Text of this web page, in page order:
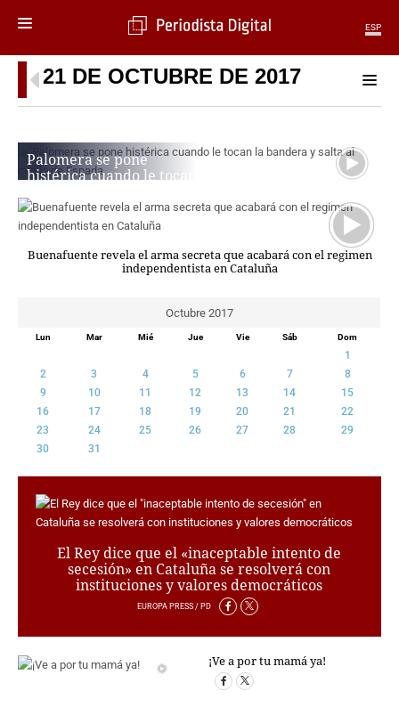
ESP
MENÚ
SECCIONES
MUNDO
PERIODISMO
ECONOMÍA
DEPORTES
CIENCIA
TECNOLOGÍA
GENTE
OTRAS WEBS
CRIMEN Y CASTIGO
MOTOR
EXPERTOS
SALUD
ESCAPARATE
21 DE OCTUBRE DE 2017
Palomera se pone
histérica cuando le tocan
de Espada
Buenafuente revela el arma secreta que acabará con el regimen
independentista en Cataluña
Octubre 2017
Lun Mar Mié Jue Vie Sáb Dom
1
2
3 4 5 6 7
8
9
10 11 12 13 14
15
16
17 18 19 20 21
22
23
24 25 26 27 28
29
30
31
El Rey dice que el «inaceptable intento de
secesión» en Cataluña se resolverá con
instituciones y valores democráticos
EUROPA PRESS / PD
¡Ve a por tu mamá ya!